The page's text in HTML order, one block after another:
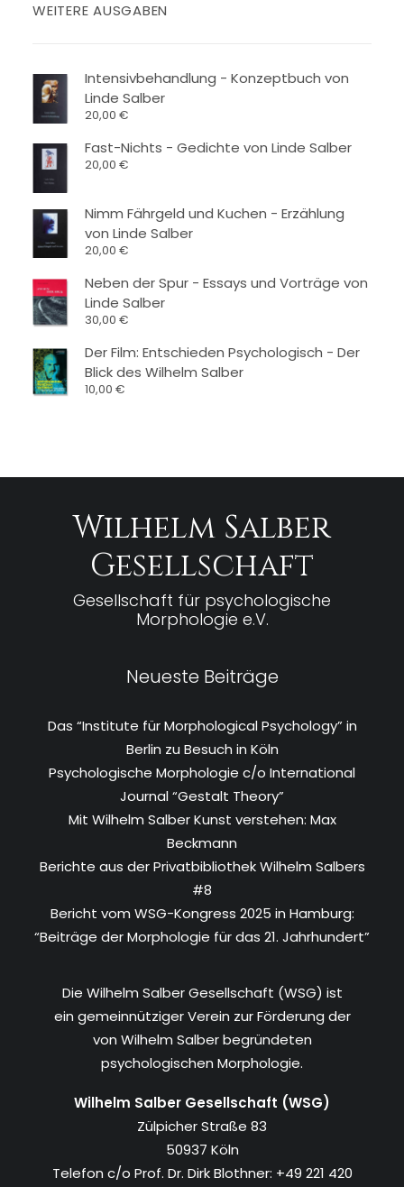
WEITERE AUSGABEN
Intensivbehandlung - Konzeptbuch von
Linde Salber
20,00 €
Fast-Nichts - Gedichte von Linde Salber
20,00 €
Nimm Fährgeld und Kuchen - Erzählung
von Linde Salber
20,00 €
Neben der Spur - Essays und Vorträge von
Linde Salber
30,00 €
Der Film: Entschieden Psychologisch - Der
Blick des Wilhelm Salber
10,00 €
Wilhelm Salber
Gesellschaft
Gesellschaft für psychologische
Morphologie e.V.
Neueste Beiträge
Das “Institute für Morphological Psychology” in
Berlin zu Besuch in Köln
Psychologische Morphologie c/o International
Journal “Gestalt Theory”
Mit Wilhelm Salber Kunst verstehen: Max
Beckmann
Berichte aus der Privatbibliothek Wilhelm Salbers
#8
Bericht vom WSG-Kongress 2025 in Hamburg:
“Beiträge der Morphologie für das 21. Jahrhundert”
Die Wilhelm Salber Gesellschaft (WSG) ist
ein gemeinnütziger Verein zur Förderung der
von Wilhelm Salber begründeten
psychologischen Morphologie.
Wilhelm Salber Gesellschaft (WSG)
Zülpicher Straße 83
50937 Köln
Telefon c/o Prof. Dr. Dirk Blothner: +49 221 420